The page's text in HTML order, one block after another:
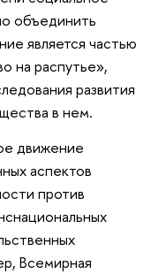
объединить
является частью
на распутье»,
развития
в нем.
движение
аспектов
против
Всемирная